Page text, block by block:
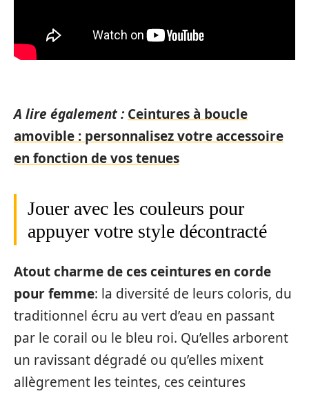
A lire également : Ceintures à boucle
amovible : personnalisez votre accessoire
en fonction de vos tenues
Jouer avec les couleurs pour
appuyer votre style décontracté
Atout charme de ces ceintures en corde
pour femme: la diversité de leurs coloris, du
traditionnel écru au vert d’eau en passant
par le corail ou le bleu roi. Qu’elles arborent
un ravissant dégradé ou qu’elles mixent
allègrement les teintes, ces ceintures